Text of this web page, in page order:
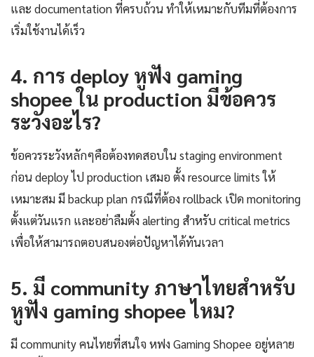
และ documentation ที่ครบถ้วน ทำให้เหมาะกับทีมที่ต้องการ
เริ่มใช้งานได้เร็ว
4. การ deploy หูฟัง gaming
shopee ใน production มีข้อควร
ระวังอะไร?
ข้อควรระวังหลักๆคือต้องทดสอบใน staging environment
ก่อน deploy ไป production เสมอ ตั้ง resource limits ให้
เหมาะสม มี backup plan กรณีที่ต้อง rollback เปิด monitoring
ตั้งแต่วันแรก และอย่าลืมตั้ง alerting สำหรับ critical metrics
เพื่อให้สามารถตอบสนองต่อปัญหาได้ทันเวลา
5. มี community ภาษาไทยสำหรับ
หูฟัง gaming shopee ไหม?
มี community คนไทยที่สนใจ หฟง Gaming Shopee อยู่หลาย